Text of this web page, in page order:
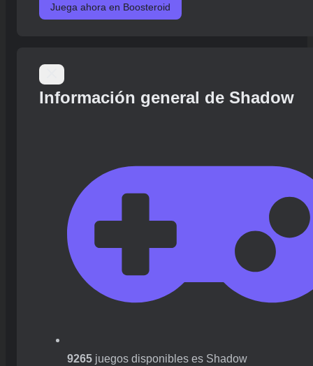
Juega ahora en Boosteroid
Información general de Shadow
9265 juegos disponibles es Shadow